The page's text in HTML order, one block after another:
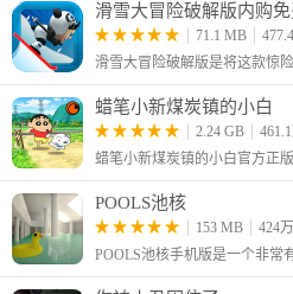
滑雪大冒险破解版内购
71.1 MB
蜡笔小新煤炭镇的小白
2.24 GB
POOLS池核
153 MB
424